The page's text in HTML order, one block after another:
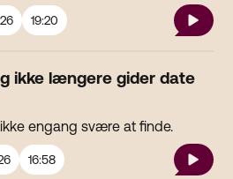
sager på CV’et, for eksempel.
19:20
ikke længere gider date
engang svære at finde.
16:58